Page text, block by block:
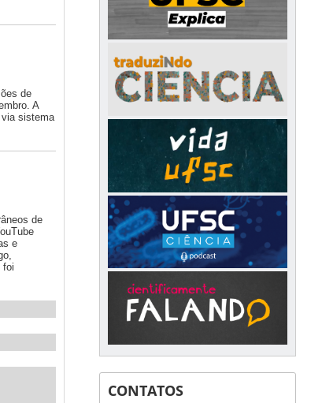
de
A
via sistema
de
e
foi
CONTATOS